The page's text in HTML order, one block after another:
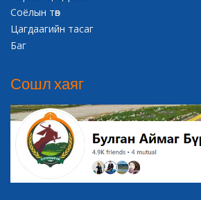
Соёлын төв
Цагдаагийн тасаг
Баг
Сошл хаяг